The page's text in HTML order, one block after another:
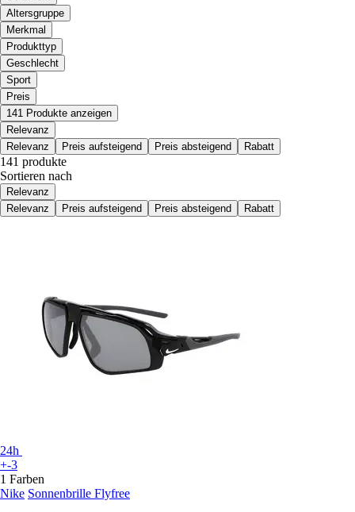
Altersgruppe
Merkmal
Produkttyp
Geschlecht
Sport
Preis
141 Produkte anzeigen
Relevanz
Relevanz
Preis aufsteigend Preis absteigend Rabatt
141 produkte
Sortieren nach
Relevanz
Relevanz
Preis aufsteigend Preis absteigend Rabatt
24h
+-3
1 Farben
Nike Sonnenbrille Flyfree